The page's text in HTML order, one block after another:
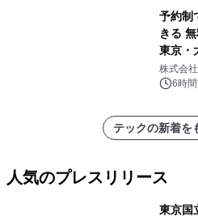
予約制
きる
東京・
株式会
6時
テックの新着を
人気のプレスリリース
東京国